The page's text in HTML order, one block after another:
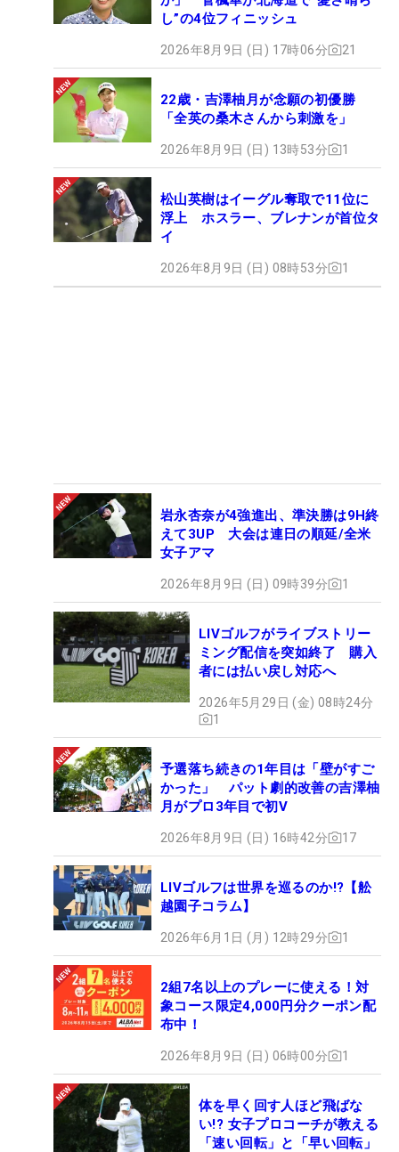
し”の4位フィニッシュ
2026年8月9日 (日) 17時06分 21
22歳・吉澤柚月が念願の初優勝
「全英の桑木さんから刺激を」
2026年8月9日 (日) 13時53分 1
松山英樹はイーグル奪取で11位に
浮上 ホスラー、ブレナンが首位タ
イ
2026年8月9日 (日) 08時53分 1
岩永杏奈が4強進出、準決勝は9H終
えて3UP 大会は連日の順延/全米
女子アマ
2026年8月9日 (日) 09時39分 1
LIVゴルフがライブストリー
ミング配信を突如終了 購入
者には払い戻し対応へ
2026年5月29日 (金) 08時24分
1
予選落ち続きの1年目は「壁がすご
かった」 パット劇的改善の吉澤柚
月がプロ3年目で初V
2026年8月9日 (日) 16時42分 17
LIVゴルフは世界を巡るのか!?【舩
越園子コラム】
2026年6月1日 (月) 12時29分 1
2組7名以上のプレーに使える！対
象コース限定4,000円分クーポン配
布中！
2026年8月9日 (日) 06時00分 1
体を早く回す人ほど飛ばな
い!? 女子プロコーチが教える
「速い回転」と「早い回転」